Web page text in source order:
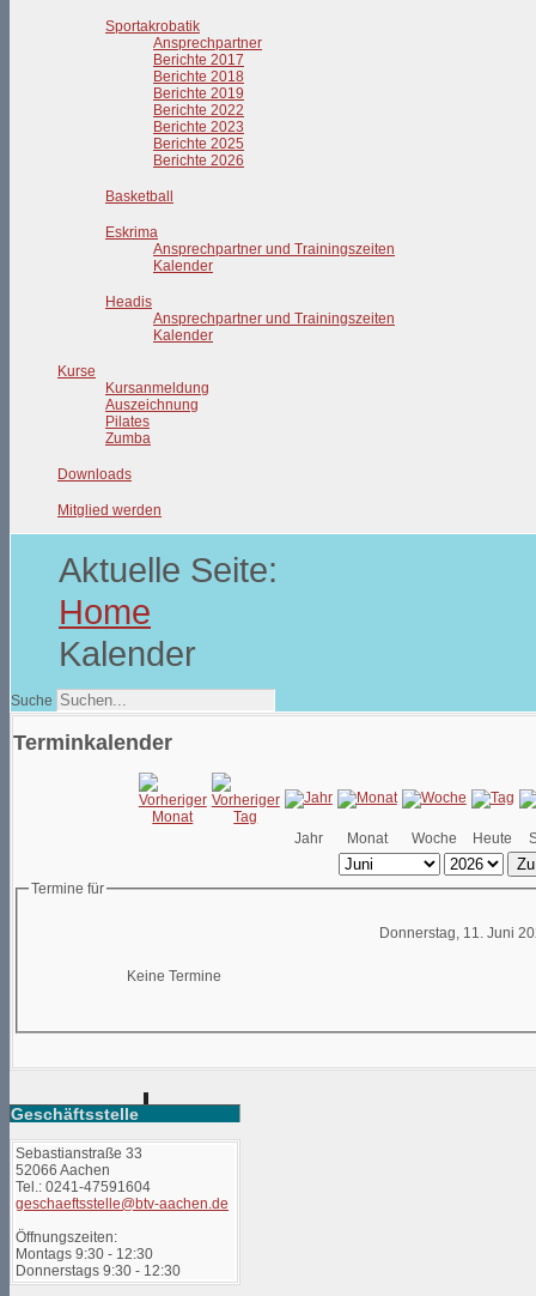
Sportakrobatik
Ansprechpartner
Berichte 2017
Berichte 2018
Berichte 2019
Berichte 2022
Berichte 2023
Berichte 2025
Berichte 2026
Basketball
Eskrima
Ansprechpartner und Trainingszeiten
Kalender
Headis
Ansprechpartner und Trainingszeiten
Kalender
Kurse
Kursanmeldung
Auszeichnung
Pilates
Zumba
Downloads
Mitglied werden
Aktuelle Seite:
Home
Kalender
Suche
Terminkalender
Jahr Monat Woche Heute
Termine für
Donnerstag, 11. Juni
Keine Termine
Geschäftsstelle
Sebastianstraße 33
52066 Aachen
Tel.: 0241-47591604
geschaeftsstelle@btv-aachen.de
Öffnungszeiten:
Montags 9:30 - 12:30
Donnerstags 9:30 - 12:30